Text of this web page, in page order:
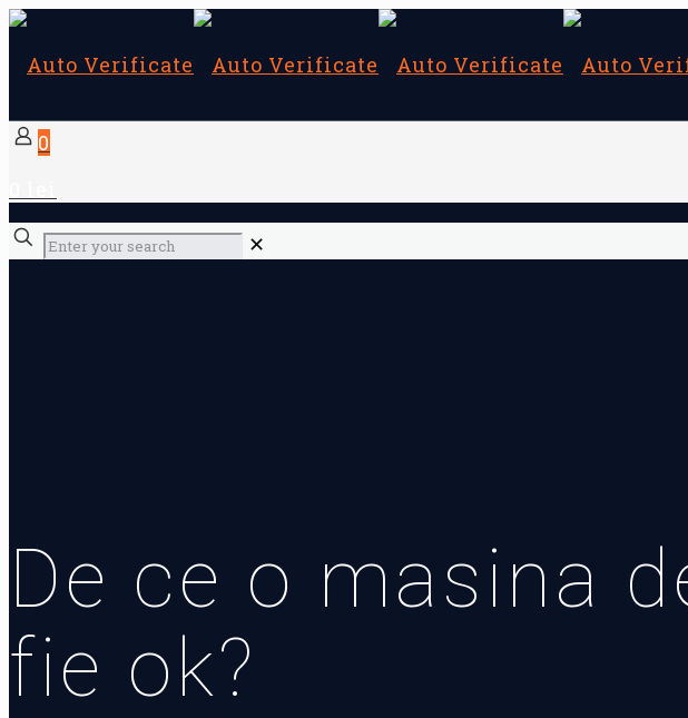
0
✕
De ce o masina
fie ok?